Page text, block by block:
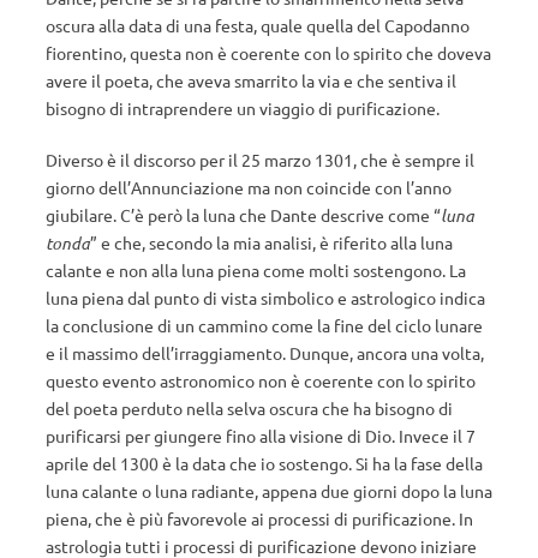
oscura alla data di una festa, quale quella del Capodanno
fiorentino, questa non è coerente con lo spirito che doveva
avere il poeta, che aveva smarrito la via e che sentiva il
bisogno di intraprendere un viaggio di purificazione.
Diverso è il discorso per il 25 marzo 1301, che è sempre il
giorno dell’Annunciazione ma non coincide con l’anno
giubilare. C’è però la luna che Dante descrive come “luna
tonda” e che, secondo la mia analisi, è riferito alla luna
calante e non alla luna piena come molti sostengono. La
luna piena dal punto di vista simbolico e astrologico indica
la conclusione di un cammino come la fine del ciclo lunare
e il massimo dell’irraggiamento. Dunque, ancora una volta,
questo evento astronomico non è coerente con lo spirito
del poeta perduto nella selva oscura che ha bisogno di
purificarsi per giungere fino alla visione di Dio. Invece il 7
aprile del 1300 è la data che io sostengo. Si ha la fase della
luna calante o luna radiante, appena due giorni dopo la luna
piena, che è più favorevole ai processi di purificazione. In
astrologia tutti i processi di purificazione devono iniziare